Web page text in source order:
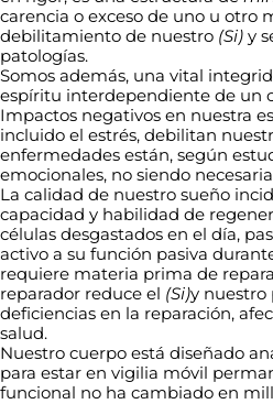
carencia o exceso de uno u otro
debilitamiento de nuestro (Si) y
patologías.
Somos además, una vital
espíritu interdependiente de un
Impactos negativos en nuestra
incluido el estrés, debilitan
enfermedades están, según
emocionales, no siendo
La calidad de nuestro sueño
capacidad y habilidad de
células desgastados en el día,
activo a su función pasiva
requiere materia prima de
reparador reduce el (Si)y nuestro
deficiencias en la reparación,
salud.
Nuestro cuerpo está diseñado
para estar en vigilia móvil
funcional no ha cambiado en